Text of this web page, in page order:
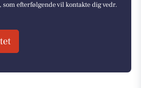
efterfølgende vil kontakte dig vedr.